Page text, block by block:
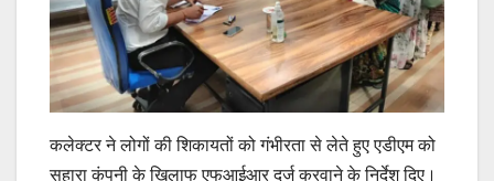
कलेक्टर ने लोगों की शिकायतों को गंभीरता से लेते हुए एडीएम को
सहारा कंपनी के खिलाफ एफआईआर दर्ज करवाने के निर्देश दिए।